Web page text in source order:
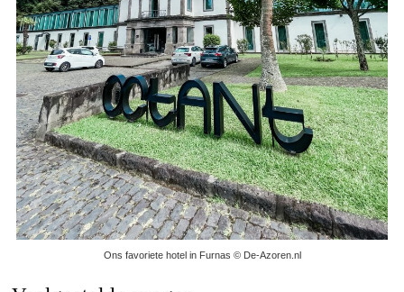
Ons favoriete hotel in Furnas © De-Azoren.nl